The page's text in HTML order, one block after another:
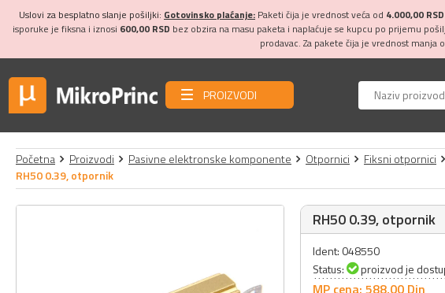
Uslovi za besplatno slanje pošiljki: Gotovinsko plaćanje: Paketi čija je vrednost veća od 4.000,00 RSD
isporuke je fiksna i iznosi 600,00 RSD bez obzira na masu paketa i naplaćuje se kupcu po prijemu
prodavac. Za pakete čija je vrednost
PROIZVODI
Početna Proizvodi Pasivne elektronske komponente Otpornici Fiksni otpornici
RH50 0.39, otpornik
RH50 0.39, otpornik
Ident: 048550
Status:
proizvod je
MP cena: 588,00 Din